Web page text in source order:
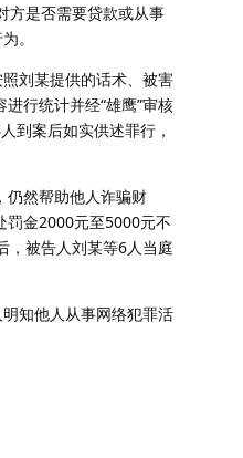
方是否需要贷款或从事
。
刘某提供的话术、被害
行统计并经“雄鹰”审核
到案后如实供述罪行，
然帮助他人诈骗财
罚金2000元至5000元不
，被告人刘某等6人当庭
知他人从事网络犯罪活